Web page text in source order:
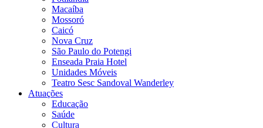
Macaíba
Mossoró
Caicó
Nova Cruz
São Paulo do Potengi
Enseada Praia Hotel
Unidades Móveis
Teatro Sesc Sandoval Wanderley
Atuações
Educação
Saúde
Cultura